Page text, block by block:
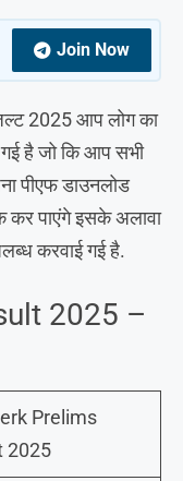
Join Now
2025 आप लोग का
है जो कि आप सभी
पीएफ डाउनलोड
कर पाएंगे इसके अलावा
करवाई गई है.
2025 –
Prelims
2025